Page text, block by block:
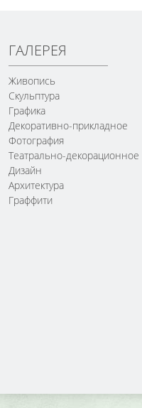
ГАЛЕРЕЯ
Живопись
Скульптура
Графика
Декоративно-прикладное
Фотография
Театрально-декорационное
Дизайн
Архитектура
Граффити